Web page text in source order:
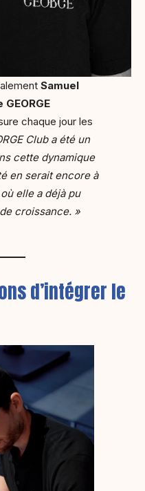
Samuel
chaque jour les
Club a été un
cette dynamique
en serait encore à
elle a déjà pu
croissance. »
d’intégrer le